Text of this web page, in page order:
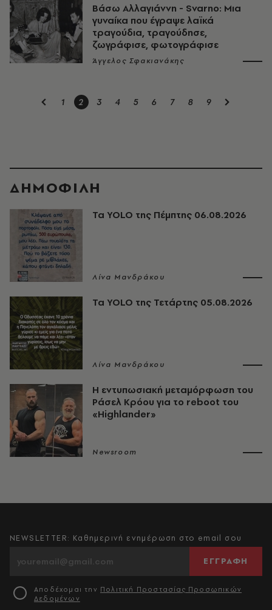
Βάσω Αλλαγιάννη - Svarno: Μια
γυναίκα που έγραψε λαϊκά
τραγούδια, τραγούδησε,
ζωγράφισε, φωτογράφισε
Άγγελος Σφακιανάκης
1 2 3 4 5 6 7 8 9
ΔΗΜΟΦΙΛΗ
Τα YOLO της Πέμπτης 06.08.2026
Λίνα Μανδράκου
Τα YOLO της Τετάρτης 05.08.2026
Λίνα Μανδράκου
Η εντυπωσιακή μεταμόρφωση του
Ράσελ Κρόου για το reboot του
«Highlander»
Newsroom
NEWSLETTER: Καθημερινή ενημέρωση στο email σου
ΕΓΓΡΑΦΗ
Αποδέχομαι την Πολιτική Προστασίας Προσωπικών
Δεδομένων